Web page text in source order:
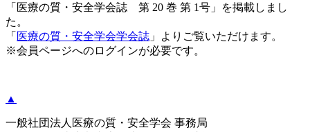
「医療の質・安全学会誌 第 20 巻 第 1号」を掲載しまし
た。
「 医療の質・安全学会学会誌 」よりご覧いただけます。
※会員ページへのログインが必要です。
▲
一般社団法人医療の質・安全学会 事務局